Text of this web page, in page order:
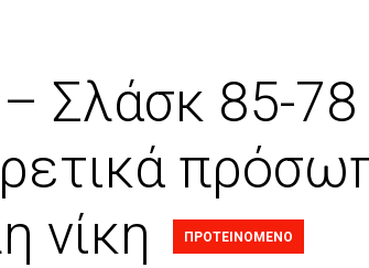
Σλάσκ 85-78
νίκη
ΠΡΟΤΕΙΝΟΜΕΝΟ